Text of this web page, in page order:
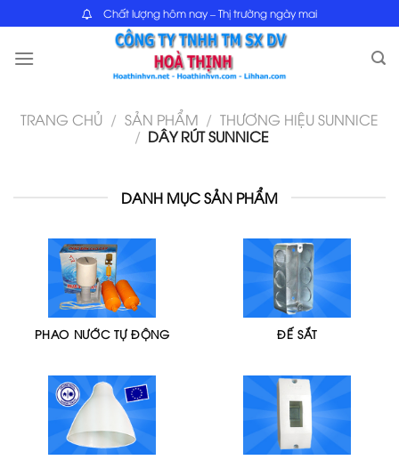
content
Chất lượng hôm nay – Thị trường ngày mai
TRANG CHỦ / SẢN PHẨM / THƯƠNG HIỆU SUNNICE
/ DÂY RÚT SUNNICE
DANH MỤC SẢN PHẨM
PHAO NƯỚC TỰ ĐỘNG ĐẾ SẮT